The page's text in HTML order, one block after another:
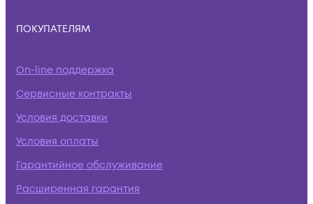
ПОКУПАТЕЛЯМ
On-line поддержка
Сервисные контракты
Условия доставки
Условия оплаты
Гарантийное обслуживание
Расширенная гарантия